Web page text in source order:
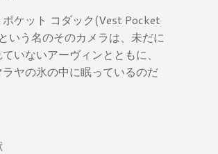
ポケット コダック(Vest Pocket
いう名のそのカメラは、未だに
いないアーヴィンとともに、
ヤの氷の中に眠っているのだ